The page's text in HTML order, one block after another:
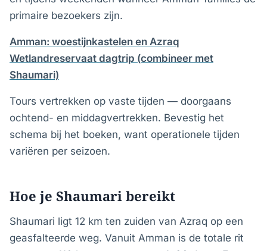
primaire bezoekers zijn.
Amman: woestijnkastelen en Azraq
Wetlandreservaat dagtrip (combineer met
Shaumari)
Tours vertrekken op vaste tijden — doorgaans
ochtend- en middagvertrekken. Bevestig het
schema bij het boeken, want operationele tijden
variëren per seizoen.
Hoe je Shaumari bereikt
Shaumari ligt 12 km ten zuiden van Azraq op een
geasfalteerde weg. Vanuit Amman is de totale rit